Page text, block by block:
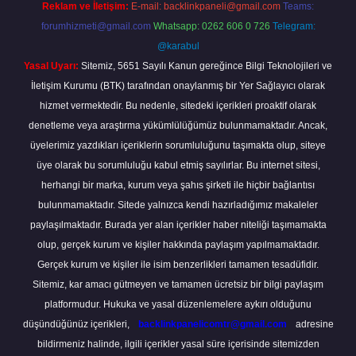
Reklam ve İletişim: E-mail: backlinkpaneli@gmail.com Teams:
forumhizmeti@gmail.com Whatsapp: 0262 606 0 726 Telegram:
@karabul
Yasal Uyarı: Sitemiz, 5651 Sayılı Kanun gereğince Bilgi Teknolojileri ve
İletişim Kurumu (BTK) tarafından onaylanmış bir Yer Sağlayıcı olarak
hizmet vermektedir. Bu nedenle, sitedeki içerikleri proaktif olarak
denetleme veya araştırma yükümlülüğümüz bulunmamaktadır. Ancak,
üyelerimiz yazdıkları içeriklerin sorumluluğunu taşımakta olup, siteye
üye olarak bu sorumluluğu kabul etmiş sayılırlar. Bu internet sitesi,
herhangi bir marka, kurum veya şahıs şirketi ile hiçbir bağlantısı
bulunmamaktadır. Sitede yalnızca kendi hazırladığımız makaleler
paylaşılmaktadır. Burada yer alan içerikler haber niteliği taşımamakta
olup, gerçek kurum ve kişiler hakkında paylaşım yapılmamaktadır.
Gerçek kurum ve kişiler ile isim benzerlikleri tamamen tesadüfidir.
Sitemiz, kar amacı gütmeyen ve tamamen ücretsiz bir bilgi paylaşım
platformudur. Hukuka ve yasal düzenlemelere aykırı olduğunu
düşündüğünüz içerikleri,
backlinkpanelicomtr@gmail.com
adresine
bildirmeniz halinde, ilgili içerikler yasal süre içerisinde sitemizden